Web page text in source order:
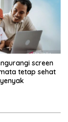
screen
tetap sehat